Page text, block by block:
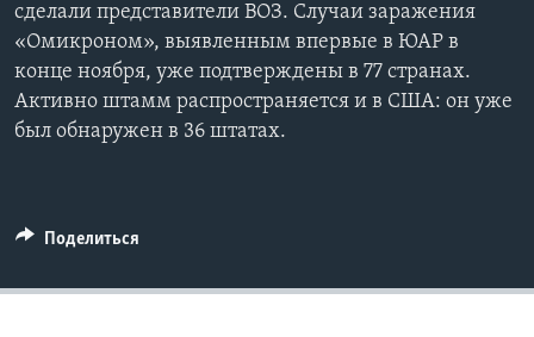
Языки
сделали представители ВОЗ. Случаи заражения
«Омикроном», выявленным впервые в ЮАР в
конце ноября, уже подтверждены в 77 странах.
Активно штамм распространяется и в США: он уже
был обнаружен в 36 штатах.
Поделиться